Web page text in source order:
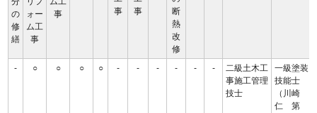
の
修
繕
ォー
ム工
事
事
事
事
断
熱
改
修
- ○ ○ ○ ○ - - - - - -
二級土木工
事施工管理
技士
一級塗装
技能士
（川崎
仁 第